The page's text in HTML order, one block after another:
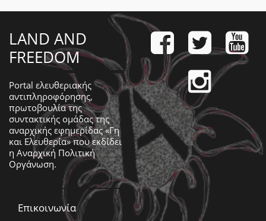
LAND AND
FREEDOM
Portal ελευθεριακής
αντιπληροφόρησης,
πρωτοβουλία της
συντακτικής ομάδας της
αναρχικής εφημερίδας «Γη
και Ελευθερία» που εκδίδει
η Αναρχική Πολιτική
Οργάνωση.
Επικοινωνία